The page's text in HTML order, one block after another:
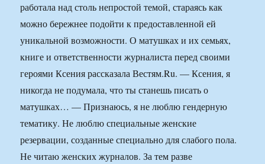
работала над столь непростой темой, стараясь как
можно бережнее подойти к предоставленной ей
уникальной возможности. О матушках и их семьях,
книге и ответственности журналиста перед своими
героями Ксения рассказала Вестям.Ru. — Ксения, я
никогда не подумала, что ты станешь писать о
матушках… — Признаюсь, я не люблю гендерную
тематику. Не люблю специальные женские
резервации, созданные специально для слабого пола.
Не читаю женских журналов. За тем разве